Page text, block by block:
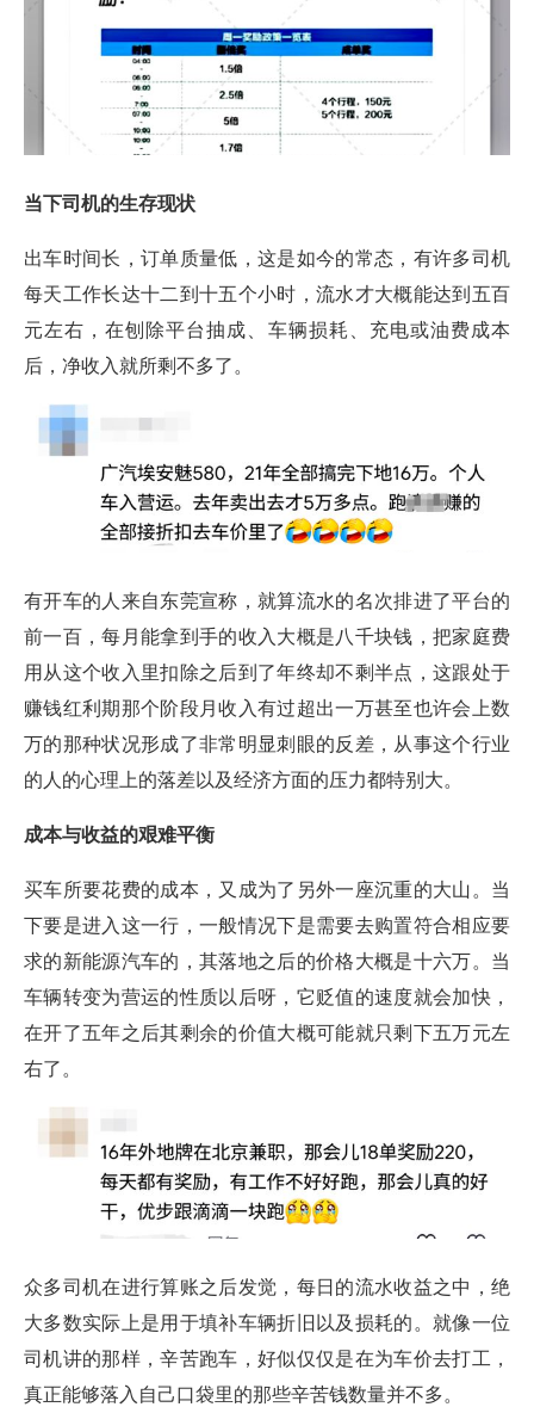
当下司机的生存现状
出车时间长，订单质量低，这是如今的常态，有许多司机
每天工作长达十二到十五个小时，流水才大概能达到五百
元左右，在刨除平台抽成、车辆损耗、充电或油费成本
后，净收入就所剩不多了。
有开车的人来自东莞宣称，就算流水的名次排进了平台的
前一百，每月能拿到手的收入大概是八千块钱，把家庭费
用从这个收入里扣除之后到了年终却不剩半点，这跟处于
赚钱红利期那个阶段月收入有过超出一万甚至也许会上数
万的那种状况形成了非常明显刺眼的反差，从事这个行业
的人的心理上的落差以及经济方面的压力都特别大。
成本与收益的艰难平衡
买车所要花费的成本，又成为了另外一座沉重的大山。当
下要是进入这一行，一般情况下是需要去购置符合相应要
求的新能源汽车的，其落地之后的价格大概是十六万。当
车辆转变为营运的性质以后呀，它贬值的速度就会加快，
在开了五年之后其剩余的价值大概可能就只剩下五万元左
右了。
众多司机在进行算账之后发觉，每日的流水收益之中，绝
大多数实际上是用于填补车辆折旧以及损耗的。就像一位
司机讲的那样，辛苦跑车，好似仅仅是在为车价去打工，
真正能够落入自己口袋里的那些辛苦钱数量并不多。